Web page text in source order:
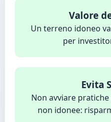
Valore
Un terreno idoneo
per
Evita
Non avviare
non idonee: